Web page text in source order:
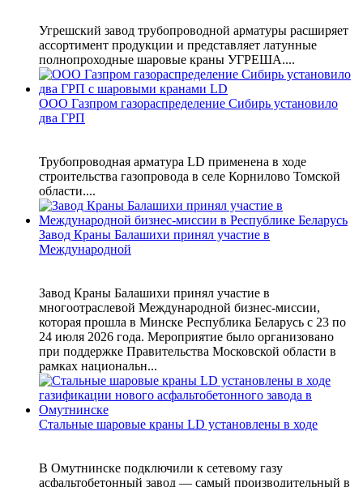
Угрешский завод трубопроводной арматуры расширяет
ассортимент продукции и представляет латунные
полнопроходные шаровые краны УГРЕША....
ООО Газпром газораспределение Сибирь установило
два ГРП
Трубопроводная арматура LD применена в ходе
строительства газопровода в селе Корнилово Томской
области....
Завод Краны Балашихи принял участие в
Международной
Завод Краны Балашихи принял участие в
многоотраслевой Международной бизнес-миссии,
которая прошла в Минске Республика Беларусь с 23 по
24 июля 2026 года. Мероприятие было организовано
при поддержке Правительства Московской области в
рамках национальн...
Стальные шаровые краны LD установлены в ходе
В Омутнинске подключили к сетевому газу
асфальтобетонный завод — самый производительный в